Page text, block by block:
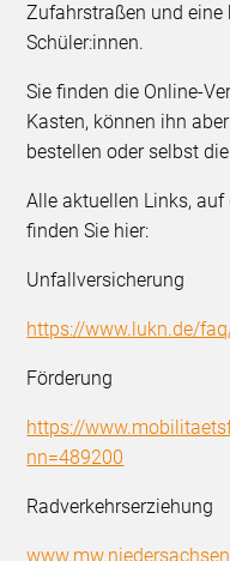
Zufahrstraßen und eine
Schüler:innen.
Sie finden die Online-
Kasten, können ihn
bestellen oder selbst
Alle aktuellen Links,
finden Sie hier:
Unfallversicherung
https://www.lukn.de/
Förderung
https://
nn=489200
Radverkehrserziehung